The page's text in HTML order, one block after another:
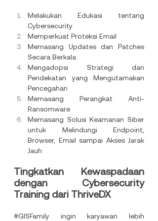
Melakukan Edukasi tentang
Cybersecurity
Memperkuat Proteksi Email
Memasang Updates dan Patches
Secara Berkala
Mengadopsi Strategi dan
Pendekatan yang Mengutamakan
Pencegahan
Memasang Perangkat Anti-
Ransomware
Memasang Solusi Keamanan Siber
untuk Melindungi Endpoint,
Browser, Email sampai Akses Jarak
Jauh
Tingkatkan Kewaspadaan
dengan Cybersecurity
Training dari ThriveDX
#GISFamily ingin karyawan lebih